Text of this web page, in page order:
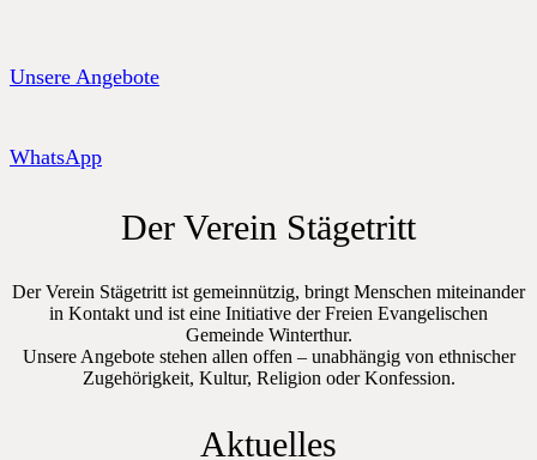
Unsere Angebote
WhatsApp
Der Verein Stägetritt
Der Verein Stägetritt ist gemeinnützig, bringt Menschen miteinander
in Kontakt und ist eine Initiative der Freien Evangelischen
Gemeinde Winterthur.
Unsere Angebote stehen allen offen – unabhängig von ethnischer
Zugehörigkeit, Kultur, Religion oder Konfession.
Aktuelles